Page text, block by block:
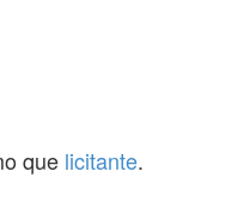
que licitante.